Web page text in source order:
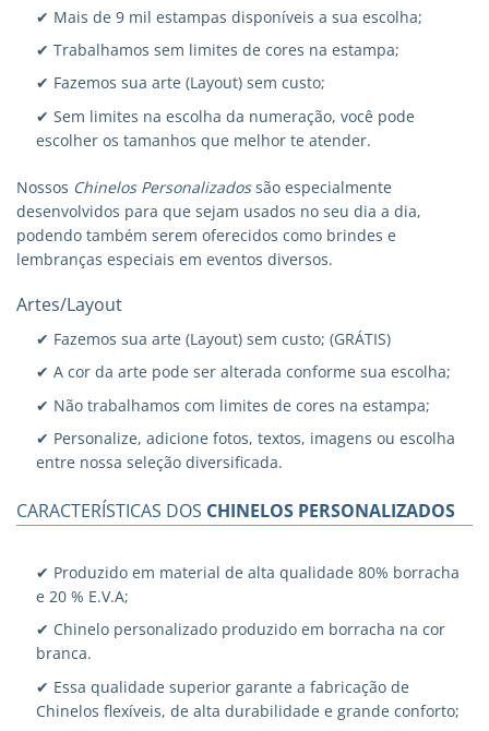
✔ Mais de 9 mil estampas disponíveis a sua escolha;
✔ Trabalhamos sem limites de cores na estampa;
✔ Fazemos sua arte (Layout) sem custo;
✔ Sem limites na escolha da numeração, você pode
escolher os tamanhos que melhor te atender.
Nossos Chinelos Personalizadossão especialmente
desenvolvidos para que sejam usados no seu dia a dia,
podendo também serem oferecidos como brindes e
lembranças especiais em eventos diversos.
Artes/Layout
✔ Fazemos sua arte (Layout) sem custo; (GRÁTIS)
✔ A cor da arte pode ser alterada conforme sua escolha;
✔ Não trabalhamos com limites de cores na estampa;
✔ Personalize, adicione fotos, textos, imagens ou escolha
entre nossa seleção diversificada.
CARACTERÍSTICAS DOS CHINELOS PERSONALIZADOS
✔ Produzido em material de alta qualidade 80% borracha
e 20 % E.V.A;
✔ Chinelo personalizado produzido em borracha na cor
branca.
✔ Essa qualidade superior garante a fabricação de
Chinelos flexíveis, de alta durabilidade e grande conforto;